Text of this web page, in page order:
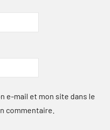
e-mail et mon site dans le
commentaire.